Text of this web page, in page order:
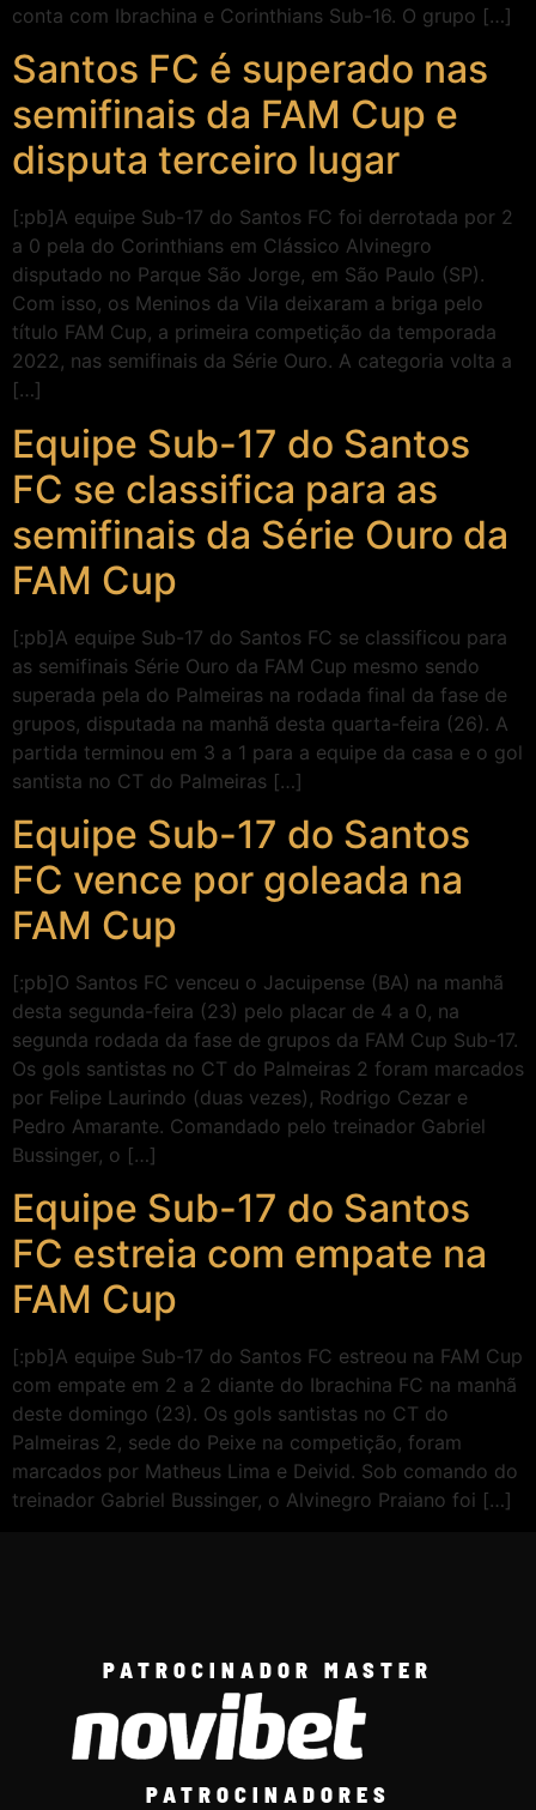
conta com Ibrachina e Corinthians Sub-16. O grupo […]
Santos FC é superado nas
semifinais da FAM Cup e
disputa terceiro lugar
[:pb]A equipe Sub-17 do Santos FC foi derrotada por 2
a 0 pela do Corinthians em Clássico Alvinegro
disputado no Parque São Jorge, em São Paulo (SP).
Com isso, os Meninos da Vila deixaram a briga pelo
título FAM Cup, a primeira competição da temporada
2022, nas semifinais da Série Ouro. A categoria volta a
[…]
Equipe Sub-17 do Santos
FC se classifica para as
semifinais da Série Ouro da
FAM Cup
[:pb]A equipe Sub-17 do Santos FC se classificou para
as semifinais Série Ouro da FAM Cup mesmo sendo
superada pela do Palmeiras na rodada final da fase de
grupos, disputada na manhã desta quarta-feira (26). A
partida terminou em 3 a 1 para a equipe da casa e o gol
santista no CT do Palmeiras […]
Equipe Sub-17 do Santos
FC vence por goleada na
FAM Cup
[:pb]O Santos FC venceu o Jacuipense (BA) na manhã
desta segunda-feira (23) pelo placar de 4 a 0, na
segunda rodada da fase de grupos da FAM Cup Sub-17.
Os gols santistas no CT do Palmeiras 2 foram marcados
por Felipe Laurindo (duas vezes), Rodrigo Cezar e
Pedro Amarante. Comandado pelo treinador Gabriel
Bussinger, o […]
Equipe Sub-17 do Santos
FC estreia com empate na
FAM Cup
[:pb]A equipe Sub-17 do Santos FC estreou na FAM Cup
com empate em 2 a 2 diante do Ibrachina FC na manhã
deste domingo (23). Os gols santistas no CT do
Palmeiras 2, sede do Peixe na competição, foram
marcados por Matheus Lima e Deivid. Sob comando do
treinador Gabriel Bussinger, o Alvinegro Praiano foi […]
PATROCINADOR MASTER
PATROCINADORES